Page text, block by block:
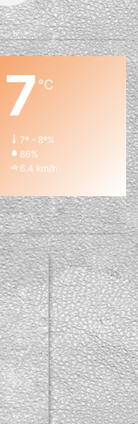
7℃
7º - 8º%
86%
6.4 km/h